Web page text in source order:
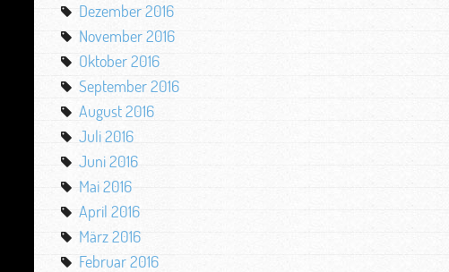
Dezember 2016
November 2016
Oktober 2016
September 2016
August 2016
Juli 2016
Juni 2016
Mai 2016
April 2016
März 2016
Februar 2016